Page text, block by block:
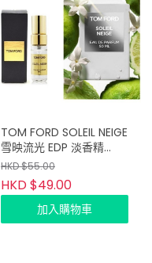
TOM FORD SOLEIL NEIGE
雪映流光 EDP 淡香精
4ml 試管噴頭裝
HKD $55.00
HKD $49.00
加入購物車